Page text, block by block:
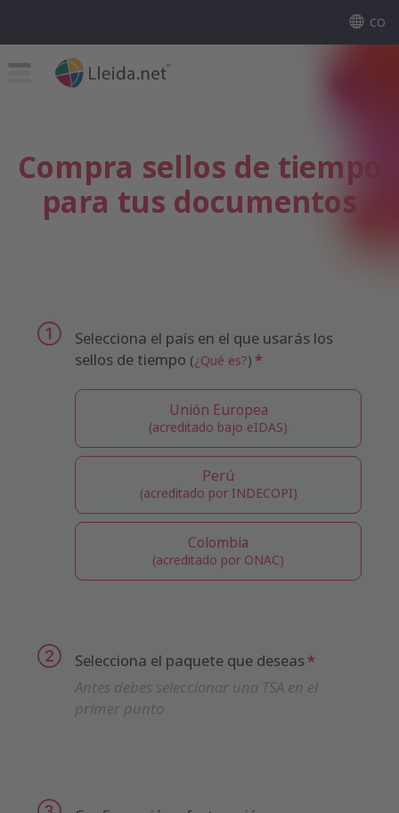
CO
Compra sellos de tiempo
para tus documentos
Selecciona el país en el que usarás los
sellos de tiempo (¿Qué es?)
Unión Europea
(acreditado bajo eIDAS)
Perú
(acreditado por INDECOPI)
Colombia
(acreditado por ONAC)
Selecciona el paquete que deseas
Antes debes seleccionar una TSA en el
primer punto